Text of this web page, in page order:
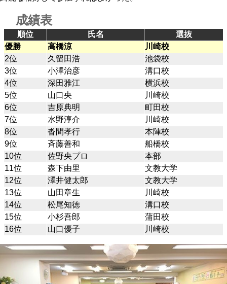
成績表
順位 氏名
選抜
優勝
高橋涼
川崎校
2位
久留田浩
池袋校
3位
小澤治彦
溝口校
4位
深田雅江
横浜校
5位
山口央
川崎校
6位
吉原典明
町田校
7位
水野淳介
川崎校
8位
沓間孝行
本陣校
9位
斉藤善和
船橋校
10位
佐野央プロ
本部
11位
森下由里
文教大学
12位
澤井健太郎
文教大学
13位
山田章生
川崎校
14位
松尾知徳
溝口校
15位
小杉吾郎
蒲田校
16位
山口優子 川崎校